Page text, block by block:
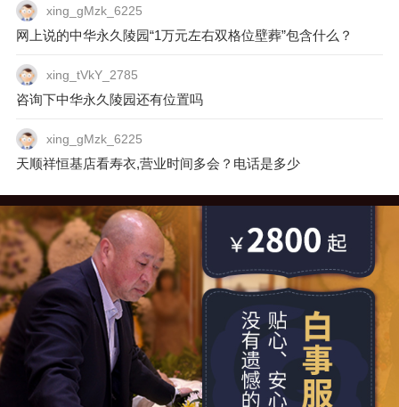
xing_gMzk_6225
网上说的中华永久陵园“1万元左右双格位壁葬”包含什么？
xing_tVkY_2785
咨询下中华永久陵园还有位置吗
xing_gMzk_6225
天顺祥恒基店看寿衣,营业时间多会？电话是多少